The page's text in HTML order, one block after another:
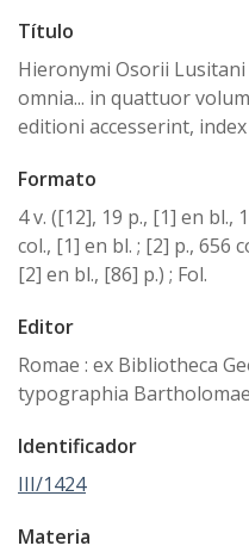
Título
Hieronymi Osorii
omnia... in quattuor
editioni accesserint,
Formato
4 v. ([12], 19 p., [1] en bl.,
col., [1] en bl. ; [2] p., 656
[2] en bl., [86] p.) ; Fol.
Editor
Romae : ex Bibliotheca
typographia
Identificador
III/1424
Materia